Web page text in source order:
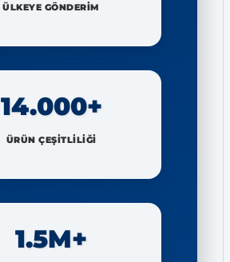
ÜLKEYE GÖNDERİM
14.000+
ÜRÜN ÇEŞİTLİLİĞİ
1.5M+